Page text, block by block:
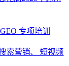
专项培训
索营销、 短视频